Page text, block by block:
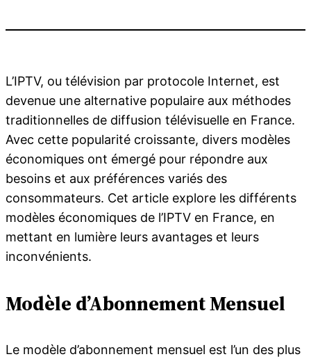
L’IPTV, ou télévision par protocole Internet, est
devenue une alternative populaire aux méthodes
traditionnelles de diffusion télévisuelle en France.
Avec cette popularité croissante, divers modèles
économiques ont émergé pour répondre aux
besoins et aux préférences variés des
consommateurs. Cet article explore les différents
modèles économiques de l’IPTV en France, en
mettant en lumière leurs avantages et leurs
inconvénients.
Modèle d’Abonnement Mensuel
Le modèle d’abonnement mensuel est l’un des plus